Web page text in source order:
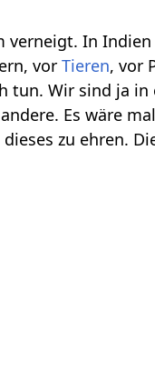
In
vorTieren, vor
tun. Wir sind ja
Es wäre
zu ehren.